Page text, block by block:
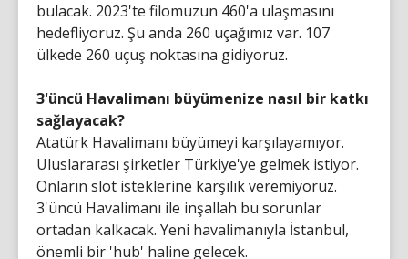
bulacak. 2023'te filomuzun 460'a ulaşmasını
hedefliyoruz. Şu anda 260 uçağımız var. 107
ülkede 260 uçuş noktasına gidiyoruz.
3'üncü Havalimanı büyümenize nasıl bir katkı
sağlayacak?
Atatürk Havalimanı büyümeyi karşılayamıyor.
Uluslararası şirketler Türkiye'ye gelmek istiyor.
Onların slot isteklerine karşılık veremiyoruz.
3'üncü Havalimanı ile inşallah bu sorunlar
ortadan kalkacak. Yeni havalimanıyla İstanbul,
önemli bir 'hub' haline gelecek.